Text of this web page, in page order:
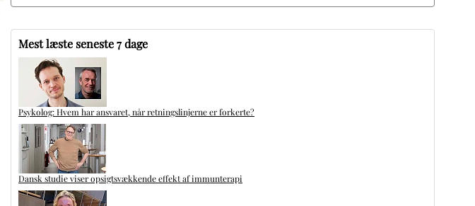
Mest læste seneste 7 dage
Psykolog: Hvem har ansvaret, når retningslinjerne er forkerte?
Dansk studie viser opsigtsvækkende effekt af immunterapi